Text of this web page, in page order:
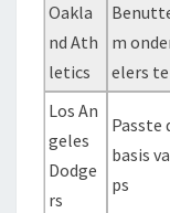
Oakla
nd Ath
letics
m
elers
Los An
geles
Dodge
rs
Passte
basis
ps